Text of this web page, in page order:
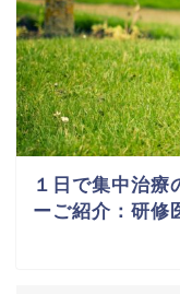
１日で集中治療
ーご紹介：研修